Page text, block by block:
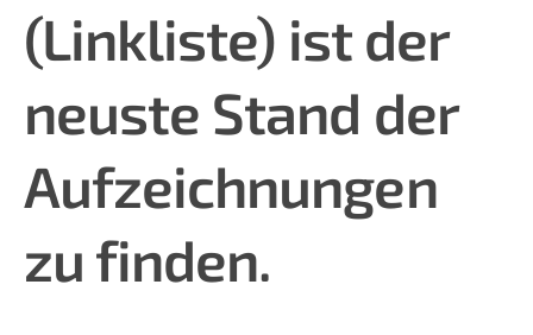
(Linkliste) ist der
neuste Stand der
Aufzeichnungen
zu finden.